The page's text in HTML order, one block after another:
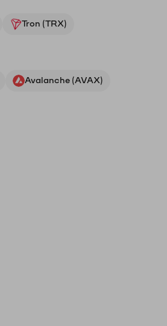
Tron (TRX)
Avalanche (AVAX)